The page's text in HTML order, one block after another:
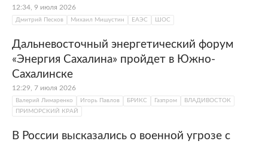
12:34, 9 июля 2026
Дмитрий Песков Михаил Мишустин ЕАЭС ШОС
Дальневосточный энергетический форум
«Энергия Сахалина» пройдет в Южно-
Сахалинске
12:29, 7 июля 2026
Валерий Лимаренко Игорь Павлов БРИКС Газпром
ВЛАДИВОСТОК
ПРИМОРСКИЙ КРАЙ
В России высказались о военной угрозе с